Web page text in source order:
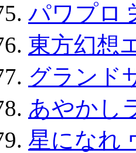
パワプロ
東方幻想
グランド
あやかし
星になれ